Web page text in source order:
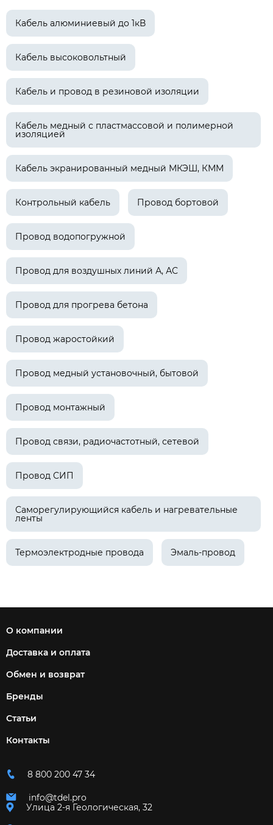
Кабель алюминиевый до 1кВ
Кабель высоковольтный
Кабель и провод в резиновой изоляции
Кабель медный с пластмассовой и полимерной
изоляцией
Кабель экранированный медный МКЭШ, КММ
Контрольный кабель Провод бортовой
Провод водопогружной
Провод для воздушных линий А, АС
Провод для прогрева бетона
Провод жаростойкий
Провод медный установочный, бытовой
Провод монтажный
Провод связи, радиочастотный, сетевой
Провод СИП
Саморегулирующийся кабель и нагревательные
ленты
Термоэлектродные провода Эмаль-провод
О компании
Доставка и оплата
Обмен и возврат
Бренды
Статьи
Контакты
8 800 200 47 34
info@tdel.pro
Улица 2-я Геологическая, 32